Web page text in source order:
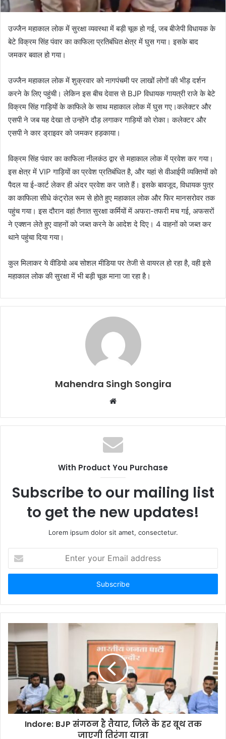
उज्जैन महाकाल लोक में सुरक्षा व्यवस्था में बड़ी चूक हो गई, जब बीजेपी विधायक के
बेटे विक्रम सिंह पंवार का काफिला प्रतिबंधित क्षेत्र में घुस गया। इसके बाद
जमकर बवाल हो गया।
उज्जैन महाकाल लोक में शुक्रवार को नागपंचमी पर लाखों लोगों की भीड़ दर्शन
करने के लिए पहुंची। लेकिन इस बीच देवास से BJP विधायक गायत्री राजे के बेटे
विक्रम सिंह गाड़ियों के काफिले के साथ महाकाल लोक में घुस गए।कलेक्टर और
एसपी ने जब यह देखा तो उन्होंने दौड़ लगाकर गाड़ियों को रोका। कलेक्टर और
एसपी ने कार ड्राइवर को जमकर हड़काया।
विक्रम सिंह पंवार का काफिला नीलकंठ द्वार से महाकाल लोक में प्रवेश कर गया।
इस क्षेत्र में VIP गाड़ियों का प्रवेश प्रतिबंधित है, और यहां से वीआईपी व्यक्तियों को
पैदल या ई-कार्ट लेकर ही अंदर प्रवेश कर जाते हैं। इसके बावजूद, विधायक पुत्र
का काफिला सीधे कंट्रोल रूम से होते हुए महाकाल लोक और फिर मानसरोवर तक
पहुंच गया। इस दौरान वहां तैनात सुरक्षा कर्मियों में अफरा-तफरी मच गई, अफसरों
ने एक्शन लेते हुए वाहनों को जब्त करने के आदेश दे दिए। 4 वाहनों को जब्त कर
थाने पहुंचा दिया गया।
कुल मिलाकर ये वीडियो अब सोशल मीडिया पर तेजी से वायरल हो रहा है, वही इसे
महाकाल लोक की सुरक्षा में भी बड़ी चूक माना जा रहा है।
Mahendra Singh Songira
Website
With Product You Purchase
Subscribe to our mailing list
to get the new updates!
Lorem ipsum dolor sit amet, consectetur.
your
Email
Indore: BJP संगठन है तैयार, जिले के हर बूथ तक
जाएगी तिरंगा यात्रा